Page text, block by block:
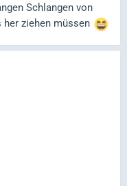
Schlangen von
her ziehen müssen